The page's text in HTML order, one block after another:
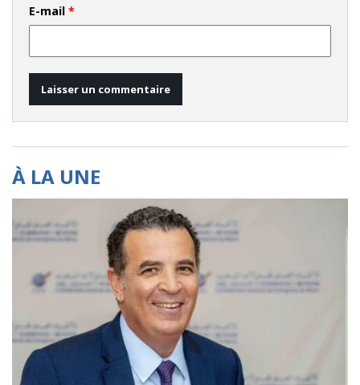
E-mail *
À LA UNE